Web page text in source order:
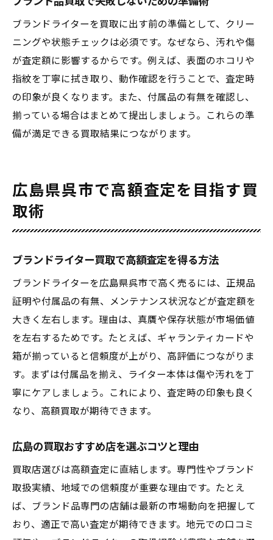
ト
買取おすすめ店のスタッフ対応にも注目を
口コミで話題の買取情報を徹底調査
ブランドライター買取のリアルな口コミ紹
介
ブランド買取口コミランキングの活用方法
信頼できる買取情報の見極め方を伝授
手軽に始めるブランドライター買取の極意
ブランドライター買取を手軽に始めるコツ
不用品買取を効率よく進めるポイント
口コミから学ぶブランドライター買取の極
意
ブランドライターを買取に出す前の準備として、クリー
ニングや状態チェックは必須です。なぜなら、汚れや傷
が査定額に影響するからです。例えば、表面のホコリや
指紋を丁寧に拭き取り、動作確認を行うことで、査定時
の印象が良くなります。また、付属品の有無を確認し、
揃っている場合はまとめて提出しましょう。これらの準
備が満足できる買取結果につながります。
広島県呉市で高額査定を目指す買
取術
ブランドライター買取で高額査定を得る方法
ブランドライターを広島県呉市で高く売るには、正規品
証明や付属品の有無、メンテナンス状況などが査定額を
大きく左右します。理由は、真贋や保存状態が市場価値
を左右するためです。たとえば、ギャランティカードや
箱が揃っていると信頼度が上がり、高評価につながりま
す。まずは付属品を揃え、ライター本体は傷や汚れを丁
寧にケアしましょう。これにより、査定時の印象も良く
なり、高額買取が期待できます。
広島の買取おすすめ店を選ぶコツと理由
買取店選びは高額査定に直結します。専門性やブランド
取扱実績、地域での信頼度が重要な理由です。たとえ
ば、ブランド品専門の店舗は最新の市場動向を把握して
おり、適正で高い査定が期待できます。地元での口コミ